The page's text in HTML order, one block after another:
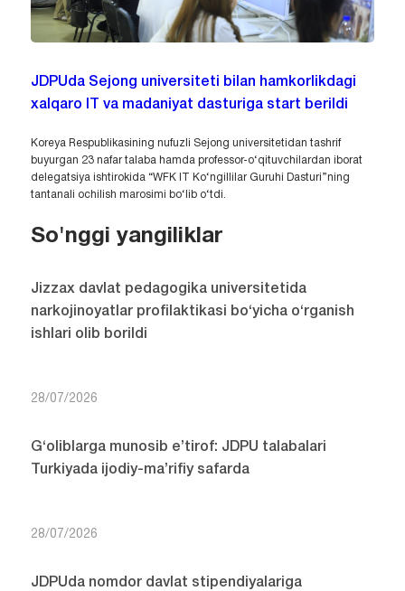
JDPUda Sejong universiteti bilan hamkorlikdagi
xalqaro IT va madaniyat dasturiga start berildi
Koreya Respublikasining nufuzli Sejong universitetidan tashrif
buyurgan 23 nafar talaba hamda professor-o‘qituvchilardan iborat
delegatsiya ishtirokida “WFK IT Ko‘ngillilar Guruhi Dasturi”ning
tantanali ochilish marosimi bo‘lib o‘tdi.
So'nggi yangiliklar
Jizzax davlat pedagogika universitetida
narkojinoyatlar profilaktikasi bo‘yicha o‘rganish
ishlari olib borildi
28/07/2026
G‘oliblarga munosib e’tirof: JDPU talabalari
Turkiyada ijodiy-ma’rifiy safarda
28/07/2026
JDPUda nomdor davlat stipendiyalariga